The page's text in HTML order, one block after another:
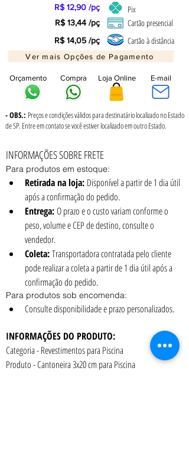
R$ 12,90 /pç
R$ 13,44 /pç
Pix
Cartão presencial
R$ 14,05 /pç Cartão à distância
Ver mais Opções de Pagamento
Orçamento Compra Loja Online E-mail
- OBS.: Preços e condições válidos para destinatário localizado no Estado
de SP. Entre em contato se você estiver localizado em outro Estado.
INFORMAÇÕES SOBRE FRETE
Para produtos em estoque:
Retirada na loja: Disponível a partir de 1 dia útil
após a confirmação do pedido.
Entrega: O prazo e o custo variam conforme o
peso, volume e CEP de destino, consulte o
vendedor.
Coleta: Transportadora contratada pelo cliente
pode realizar a coleta a partir de 1 dia útil após a
confirmação do pedido.
Para produtos sob encomenda:
Consulte disponibilidade e prazo personalizados.
INFORMAÇÕES DO PRODUTO:
Categoria - Revestimentos para Piscina
Produto - Cantoneira 3x20 cm para Piscina